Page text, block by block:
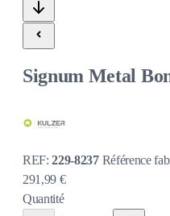
Signum Metal
REF:229-8237 Référence
291,99 €
Quantité